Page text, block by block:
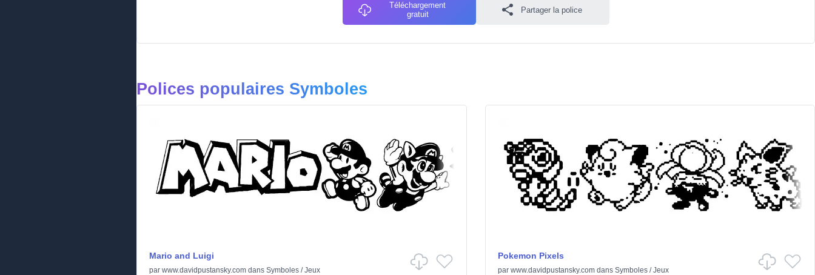
Téléchargement
gratuit
Partager la police
Polices populaires Symboles
Mario and Luigi
par www.davidpustansky.com dans Symboles /Jeux
Pokemon Pixels
par www.davidpustansky.comdans Symboles/Jeux